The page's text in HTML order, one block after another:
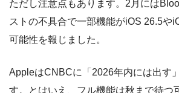
ただし注意点もあります。2月には
ストの不具合で一部機能がiOS 26.5や
可能性を報じました。
AppleはCNBCに「2026年内には出す
す。とはいえ、フル機能は秋まで待つ